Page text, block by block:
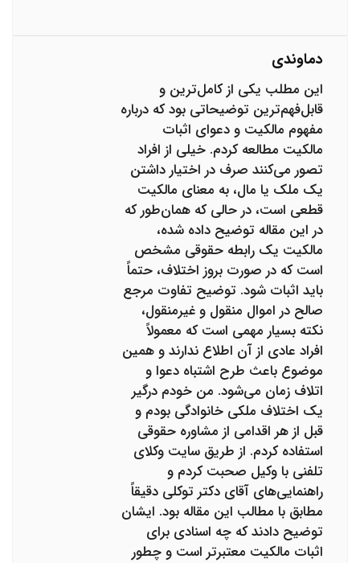
دماوندی
این مطلب یکی از کامل‌ترین و
قابل‌فهم‌ترین توضیحاتی بود که درباره
مفهوم مالکیت و دعوای اثبات
مالکیت مطالعه کردم. خیلی از افراد
تصور می‌کنند صرف در اختیار داشتن
یک ملک یا مال، به معنای مالکیت
قطعی است، در حالی که همان‌طور که
در این مقاله توضیح داده شده،
مالکیت یک رابطه حقوقی مشخص
است که در صورت بروز اختلاف، حتماً
باید اثبات شود. توضیح تفاوت مرجع
صالح در اموال منقول و غیرمنقول،
نکته بسیار مهمی است که معمولاً
افراد عادی از آن اطلاع ندارند و همین
موضوع باعث طرح اشتباه دعوا و
اتلاف زمان می‌شود. من خودم درگیر
یک اختلاف ملکی خانوادگی بودم و
قبل از هر اقدامی از مشاوره حقوقی
استفاده کردم. از طریق سایت وکلای
تلفنی با وکیل صحبت کردم و
راهنمایی‌های آقای دکتر توکلی دقیقاً
مطابق با مطالب این مقاله بود. ایشان
توضیح دادند که چه اسنادی برای
اثبات مالکیت معتبرتر است و چطور